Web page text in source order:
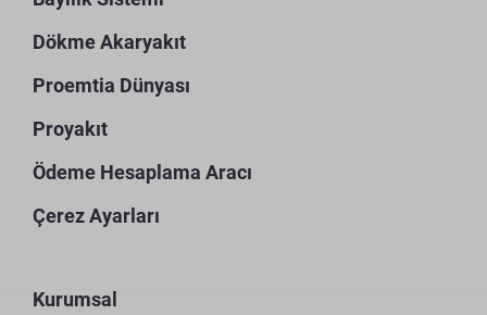
Dökme Akaryakıt
Proemtia Dünyası
Proyakıt
Ödeme Hesaplama Aracı
Çerez Ayarları
Kurumsal